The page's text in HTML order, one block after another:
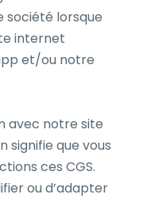
société lorsque
internet
et/ou notre
avec notre site
que vous
ces CGS.
ou d’adapter